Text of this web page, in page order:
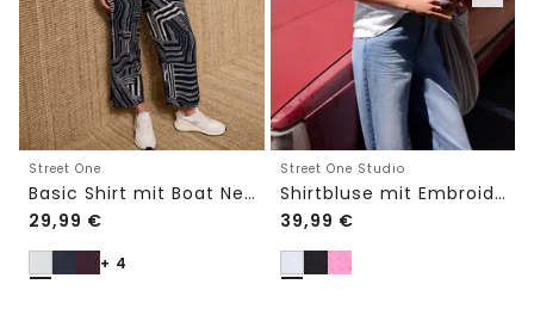
Street One
Basic Shirt mit Boat Neck und Elastikbund
29,99 €
+ 4
Street One Studio
Shirtbluse mit Embroidery-Front
39,99 €